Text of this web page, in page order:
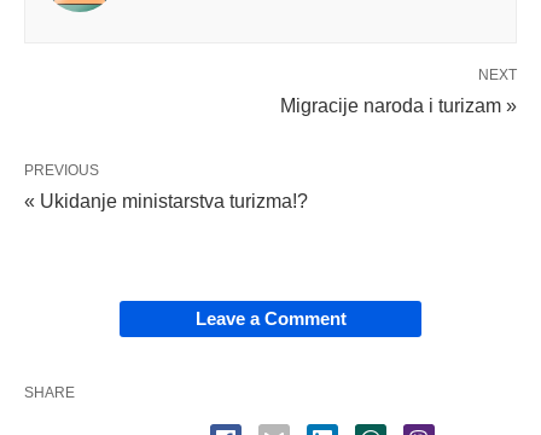
NEXT
Migracije naroda i turizam »
PREVIOUS
« Ukidanje ministarstva turizma!?
Leave a Comment
SHARE